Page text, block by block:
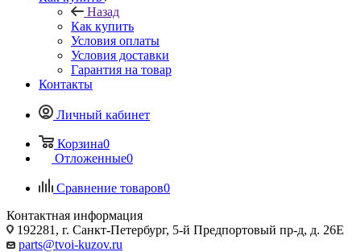
Назад
Как купить
Условия оплаты
Условия доставки
Гарантия на товар
Контакты
Личный кабинет
Корзина0
Отложенные0
Сравнение товаров0
Контактная информация
192281, г. Санкт-Петербург, 5-й Предпортовый пр-д, д. 26Е
parts@tvoi-kuzov.ru